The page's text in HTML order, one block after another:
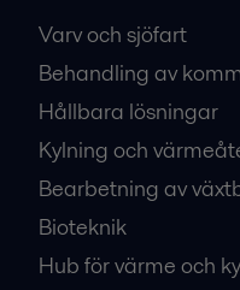
Varv och sjöfart
Behandling av
Hållbara lösningar
Kylning och
Bearbetning av
Bioteknik
Hub för värme och